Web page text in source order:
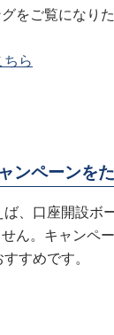
をご覧になり
ちら
ンペーンを
、口座開設ボ
ん。キャンペ
すめです。